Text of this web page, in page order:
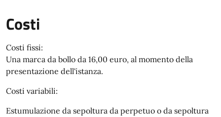
Costi
Costi fissi:
Una marca da bollo da 16,00 euro, al momento della
presentazione dell'istanza.
Costi variabili:
Estumulazione da sepoltura da perpetuo o da sepoltura